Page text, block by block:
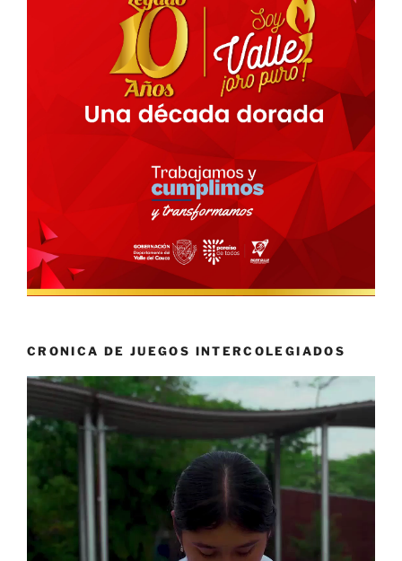
CRONICA DE JUEGOS INTERCOLEGIADOS
Reproductor
vídeo